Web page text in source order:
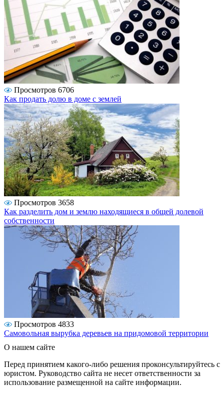
Просмотров 6706
Как продать долю в доме с землей
Просмотров 3658
Как разделить дом и землю находящиеся в общей долевой
собственности
Просмотров 4833
Самовольная вырубка деревьев на придомовой территории
О нашем сайте
Перед принятием какого-либо решения проконсультируйтесь с
юристом. Руководство сайта не несет ответственности за
использование размещенной на сайте информации.